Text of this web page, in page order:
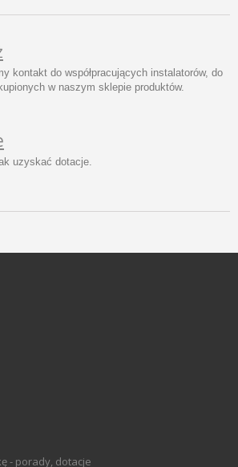
kontakt do współpracujących instalatorów, do
w naszym sklepie produktów.
uzyskać dotacje.
- porady, dotacje